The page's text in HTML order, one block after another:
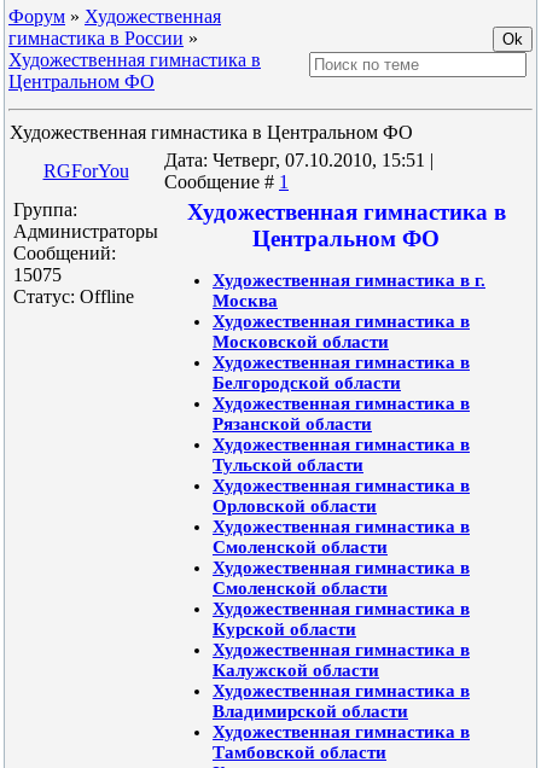
Форум » Художественная
гимнастика в России »
Художественная гимнастика в
Центральном ФО
Художественная гимнастика в Центральном ФО
RGForYou
Дата: Четверг, 07.10.2010, 15:51 |
Сообщение # 1
Группа:
Администраторы
Сообщений:
15075
Статус: Offline
Художественная гимнастика в
Центральном ФО
Художественная гимнастика в г.
Москва
Художественная гимнастика в
Московской области
Художественная гимнастика в
Белгородской области
Художественная гимнастика в
Рязанской области
Художественная гимнастика в
Тульской области
Художественная гимнастика в
Орловской области
Художественная гимнастика в
Смоленской области
Художественная гимнастика в
Смоленской области
Художественная гимнастика в
Курской области
Художественная гимнастика в
Калужской области
Художественная гимнастика в
Владимирской области
Художественная гимнастика в
Тамбовской области